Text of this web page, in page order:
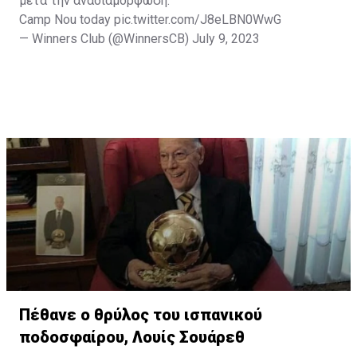
Camp Nou today pic.twitter.com/J8eLBN0WwG
— Winners Club (@WinnersCB) July 9, 2023
Πέθανε ο θρύλος του ισπανικού
ποδοσφαίρου, Λουίς Σουάρεθ